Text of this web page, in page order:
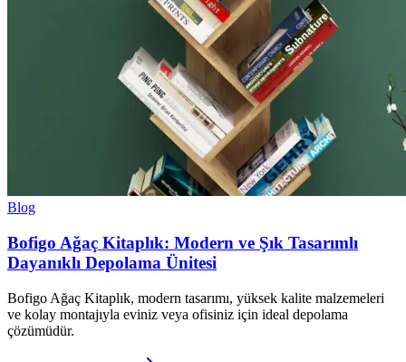
Blog
Bofigo Ağaç Kitaplık: Modern ve Şık Tasarımlı
Dayanıklı Depolama Ünitesi
Bofigo Ağaç Kitaplık, modern tasarımı, yüksek kalite malzemeleri
ve kolay montajıyla eviniz veya ofisiniz için ideal depolama
çözümüdür.